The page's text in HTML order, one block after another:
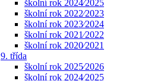
školní rok 2024⁄2025
školní rok 2022⁄2023
školní rok 2023⁄2024
školní rok 2021⁄2022
školní rok 2020⁄2021
9. třída
školní rok 2025⁄2026
školní rok 2024⁄2025